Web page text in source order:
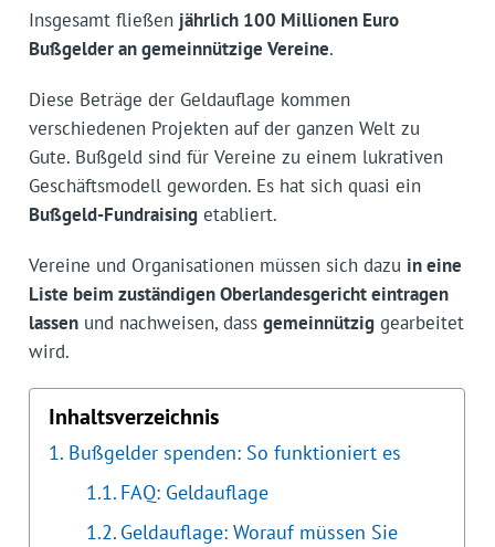
Insgesamt fließen jährlich 100 Millionen Euro
Bußgelder an gemeinnützige Vereine.
Diese Beträge der Geldauflage kommen
verschiedenen Projekten auf der ganzen Welt zu
Gute. Bußgeld sind für Vereine zu einem lukrativen
Geschäftsmodell geworden. Es hat sich quasi ein
Bußgeld-Fundraisingetabliert.
Vereine und Organisationen müssen sich dazu in eine
Liste beim zuständigen Oberlandesgericht eintragen
lassenund nachweisen, dass gemeinnütziggearbeitet
wird.
Inhaltsverzeichnis
Bußgelder spenden: So funktioniert es
FAQ: Geldauflage
Geldauflage: Worauf müssen Sie